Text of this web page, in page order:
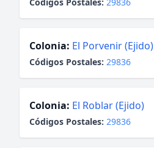
Colonia: El Porvenir (Ejido)
Códigos Postales: 29836
Colonia: El Roblar (Ejido)
Códigos Postales: 29836